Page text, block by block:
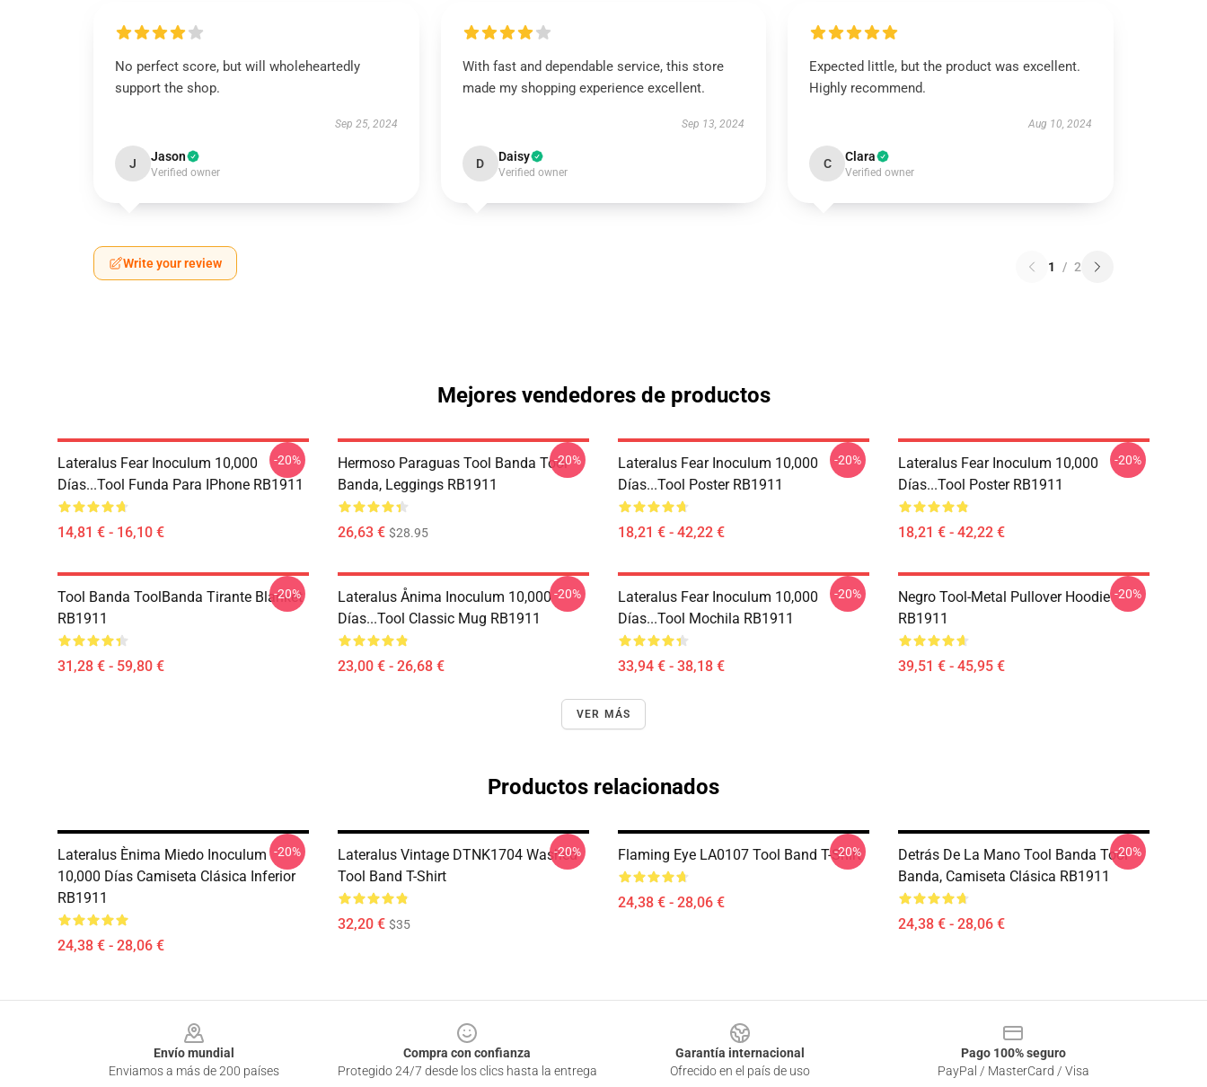
No perfect score, but will wholeheartedly
support the shop.
Sep 25, 2024
J Jason
Verified owner
With fast and dependable service, this store
made my shopping experience excellent.
Sep 13, 2024
D Daisy
Verified owner
Expected little, but the product was excellent.
Highly recommend.
Aug 10, 2024
C Clara
Verified owner
Write your review 1 / 2
Mejores vendedores de productos
Lateralus Fear Inoculum 10,000
Días...tool Funda Para IPhone RB1911
14,81 € - 16,10 €
-20%
Hermoso Paraguas Tool Banda Tool
Banda, Leggings RB1911
26,63 € $28.95
-20%
Lateralus Fear Inoculum 10,000
Días...tool Poster RB1911
18,21 € - 42,22 €
-20%
Lateralus Fear Inoculum 10,000
Días...tool Poster RB1911
18,21 € - 42,22 €
-20%
Tool Banda ToolBanda Tirante Blanket
RB1911
31,28 € - 59,80 €
-20%
Lateralus Ånima Inoculum 10,000
Días...tool Classic Mug RB1911
23,00 € - 26,68 €
-20%
Lateralus Fear Inoculum 10,000
Días...tool Mochila RB1911
33,94 € - 38,18 €
-20%
Negro Tool-Metal Pullover Hoodie
RB1911
39,51 € - 45,95 €
-20%
VER MÁS
Productos relacionados
Lateralus Ènima Miedo Inoculum
10,000 Días Camiseta Clásica Inferior
RB1911
24,38 € - 28,06 €
-20%
Lateralus Vintage DTNK1704 Washed
Tool Band T-Shirt
32,20 € $35
-20% Flaming Eye LA0107 Tool Band T-Shirt
24,38 € - 28,06 €
-20%
Detrás De La Mano Tool Banda Tool
Banda, Camiseta Clásica RB1911
24,38 € - 28,06 €
-20%
Envío mundial
Enviamos a más de 200 países
Compra con confianza
Protegido 24/7 desde los clics hasta la entrega
Garantía internacional
Ofrecido en el país de uso
Pago 100% seguro
PayPal / MasterCard / Visa